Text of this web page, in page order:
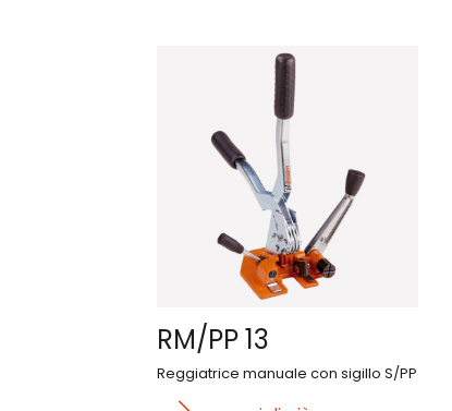
RM/PP 13
Reggiatrice manuale con sigillo S/PP